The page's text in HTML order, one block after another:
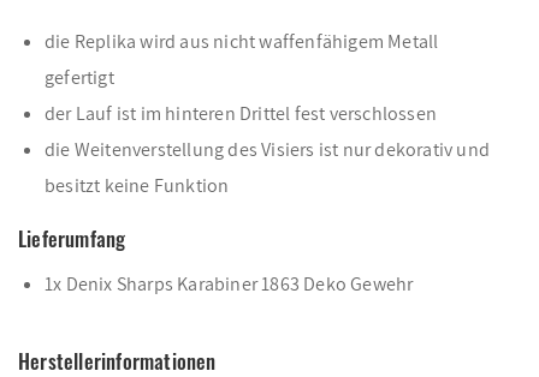
die Replika wird aus nicht waffenfähigem Metall
gefertigt
der Lauf ist im hinteren Drittel fest verschlossen
die Weitenverstellung des Visiers ist nur dekorativ und
besitzt keine Funktion
Lieferumfang
1x Denix Sharps Karabiner 1863 Deko Gewehr
Herstellerinformationen